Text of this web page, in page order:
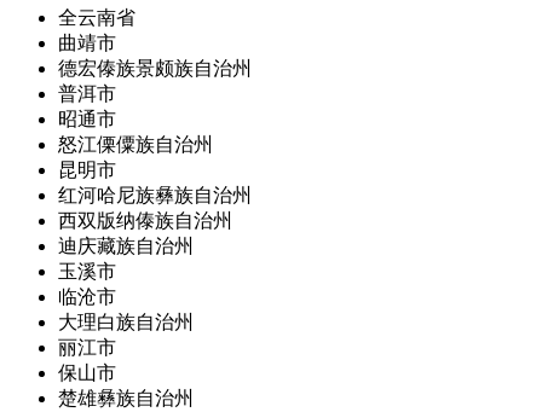
全云南省
曲靖市
德宏傣族景颇族自治州
普洱市
昭通市
怒江傈僳族自治州
昆明市
红河哈尼族彝族自治州
西双版纳傣族自治州
迪庆藏族自治州
玉溪市
临沧市
大理白族自治州
丽江市
保山市
楚雄彝族自治州